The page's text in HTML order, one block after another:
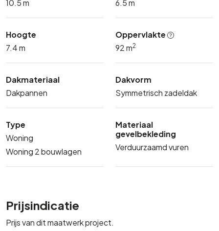
10.5 m
6.5 m
Hoogte
7.4 m
Oppervlakte
92 m2
Dakmateriaal
Dakpannen
Dakvorm
Symmetrisch zadeldak
Type
Woning
Woning 2 bouwlagen
Materiaal
gevelbekleding
Verduurzaamd vuren
Prijsindicatie
Prijs van dit maatwerk project.